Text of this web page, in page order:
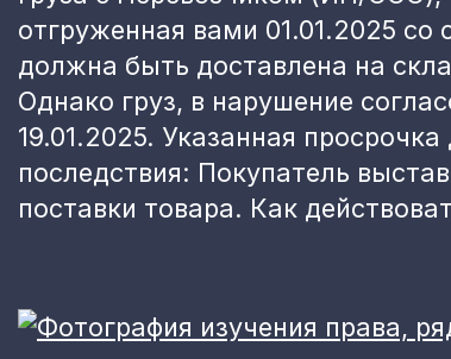
отгруженная вами 01.01.2025 со
должна быть доставлена на
Однако груз, в нарушение
19.01.2025. Указанная
последствия: Покупатель
поставки товара. Как